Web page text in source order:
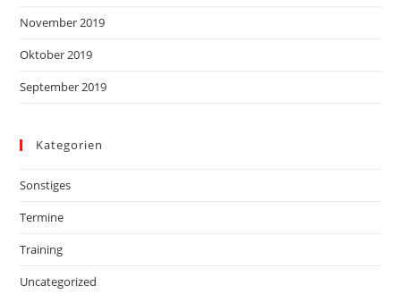
November 2019
Oktober 2019
September 2019
Kategorien
Sonstiges
Termine
Training
Uncategorized